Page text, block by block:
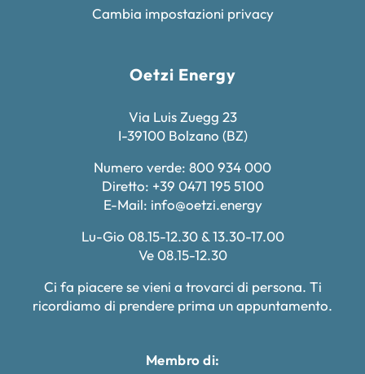
Cambia impostazioni privacy
Oetzi Energy
Via Luis Zuegg 23
I-39100 Bolzano (BZ)
Numero verde: 800 934 000
Diretto: +39 0471 195 5100
E-Mail: info@oetzi.energy
Lu-Gio 08.15-12.30 & 13.30-17.00
Ve 08.15-12.30
Ci fa piacere se vieni a trovarci di persona. Ti
ricordiamo di prendere prima un appuntamento.
Membro di: